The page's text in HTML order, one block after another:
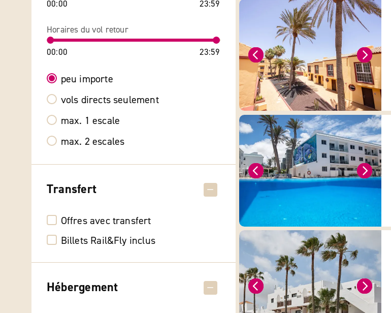
00:00 23:59
Horaires du vol retour
00:00 23:59
peu importe
vols directs seulement
max. 1 escale
max. 2 escales
Transfert
Offres avec transfert
Billets Rail&Fly inclus
Hébergement